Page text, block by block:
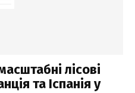
лісові
та Іспанія у